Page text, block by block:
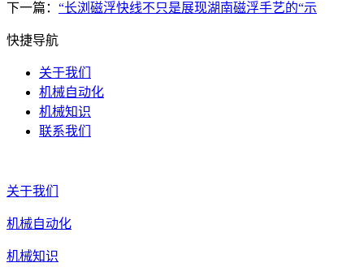
下一篇： “长浏磁浮快线不只是展现湖南磁浮手艺的“示
快捷导航
关于我们
机械自动化
机械知识
联系我们
关于我们
机械自动化
机械知识